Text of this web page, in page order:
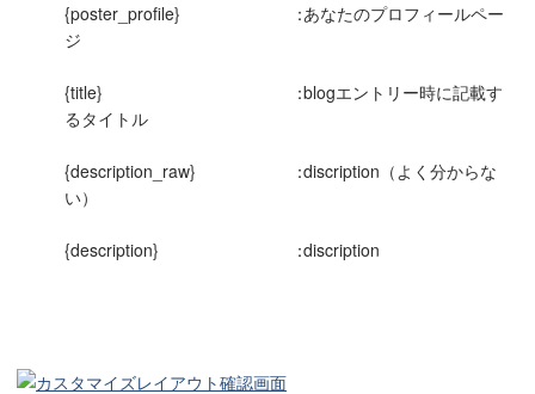
{poster_profile} ：あなたのプロフィールペー
ジ
{title} ：blogエントリー時に記載す
るタイトル
{description_raw} ：discription（よく分からな
い）
{description} ：discription